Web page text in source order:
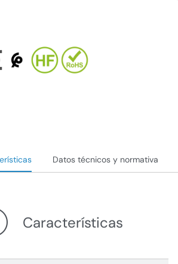
Datos técnicos y normativa
Características